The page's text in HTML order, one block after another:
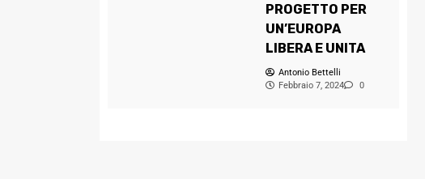
PROGETTO PER
UN’EUROPA
LIBERA E UNITA
Antonio Bettelli
Febbraio 7, 2024
0